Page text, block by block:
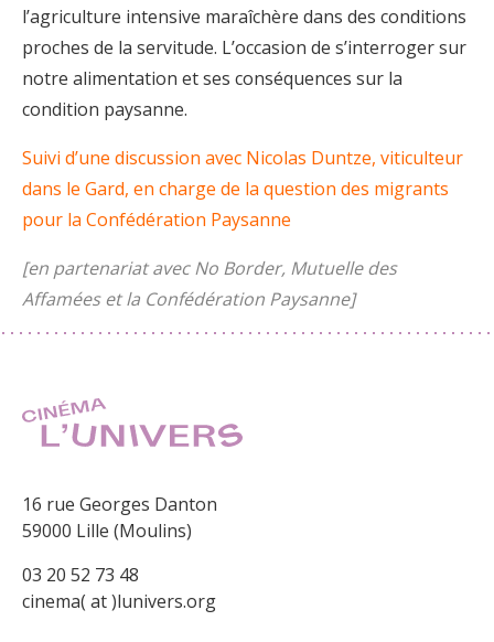
l’agriculture intensive maraîchère dans des conditions
proches de la servitude. L’occasion de s’interroger sur
notre alimentation et ses conséquences sur la
condition paysanne.
Suivi d’une discussion avec Nicolas Duntze, viticulteur
dans le Gard, en charge de la question des migrants
pour la Confédération Paysanne
[en partenariat avec No Border, Mutuelle des
Affamées et la Confédération Paysanne]
16 rue Georges Danton
59000 Lille (Moulins)
03 20 52 73 48
cinema( at )lunivers.org